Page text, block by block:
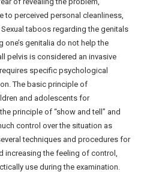
perceived personal cleanliness,
taboos regarding the genitals
one’s genitalia do not help the
pelvis is considered an invasive
specific psychological
The basic principle of
and adolescents for
principle of “show and tell” and
control over the situation as
techniques and procedures for
increasing the feeling of control,
use during the examination.